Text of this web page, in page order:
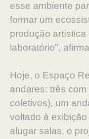
esse ambiente
formar um
produção
laboratório",
Hoje, o Espaço
andares: três
coletivos), um
voltado à
alugar salas, o